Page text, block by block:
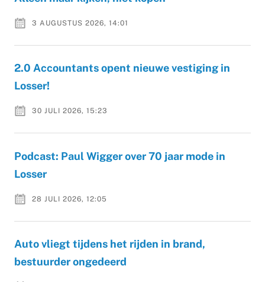
3 AUGUSTUS 2026, 14:01
2.0 Accountants opent nieuwe vestiging in
Losser!
30 JULI 2026, 15:23
Podcast: Paul Wigger over 70 jaar mode in
Losser
28 JULI 2026, 12:05
Auto vliegt tijdens het rijden in brand,
bestuurder ongedeerd